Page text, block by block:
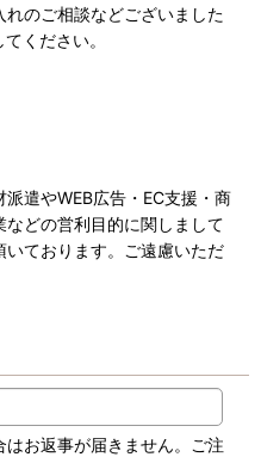
のご相談などございました
ください。
遣やWEB広告・EC支援・商
どの営利目的に関しまして
ております。ご遠慮いただ
お返事が届きません。ご注